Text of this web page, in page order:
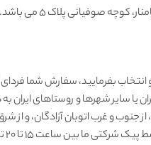
صوفیانی پلاک 5 می باشد.
بفرمایید، سفارش شما
یا سایر شهرها و روستاهای ایران
جنوب و غرب اتوبان آزادگان، و
ساعت ۱۵ تا ٢٠ تحويل شما مى شود.